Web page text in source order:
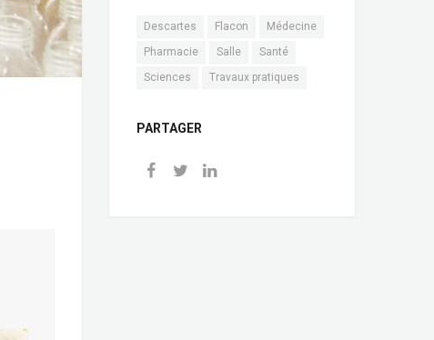
Descartes Flacon
Médecine
Pharmacie
Salle
Santé
Sciences
Travaux pratiques
PARTAGER